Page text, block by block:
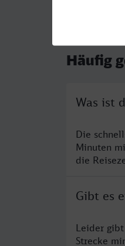
Häufig
Was ist
Die
Minuten
die
Gibt es
Leider
Strecke